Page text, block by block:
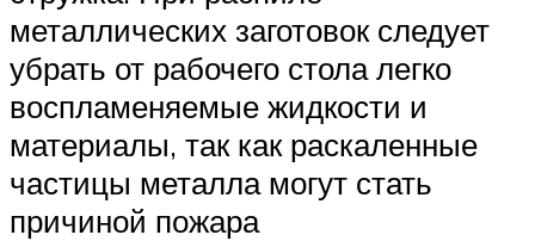
металлических заготовок следует
убрать от рабочего стола легко
воспламеняемые жидкости и
материалы, так как раскаленные
частицы металла могут стать
причиной пожара